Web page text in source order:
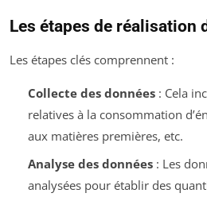
Les étapes de réalisation
Les étapes clés comprennent :
Collecte des données: Cela
relatives à la consommation
aux matières premières, etc.
Analyse des données: Les
analysées pour établir des